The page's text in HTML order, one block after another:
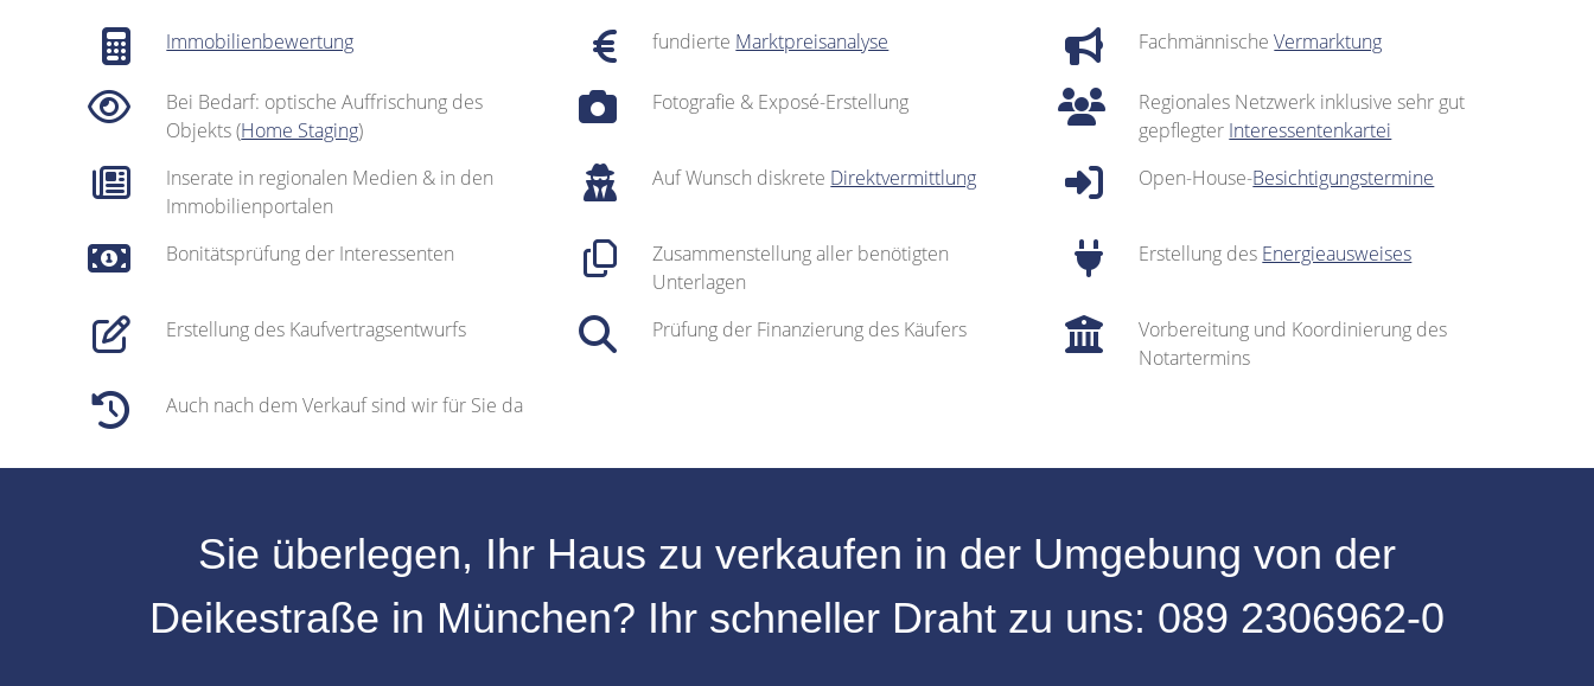
Immobilienbewertung fundierte Marktpreisanalyse FachmännischeVermarktung
Bei Bedarf: optische Auffrischung des
Objekts (Home Staging)
Fotografie & Exposé-Erstellung
Regionales Netzwerk inklusive sehr gut
gepflegter Interessentenkartei
Inserate in regionalen Medien & in den
Immobilienportalen
Auf Wunsch diskrete Direktvermittlung Open-House-Besichtigungstermine
Bonitätsprüfung der Interessenten
Zusammenstellung aller benötigten
Unterlagen
Erstellung des Energieausweises
Erstellung des Kaufvertragsentwurfs Prüfung der Finanzierung des Käufers
Vorbereitung und Koordinierung des
Notartermins
Auch nach dem Verkauf sind wir für Sie da
Sie überlegen, Ihr Haus zu verkaufen in der Umgebung von der
Deikestraße in München? Ihr schneller Draht zu uns: 089 2306962-0